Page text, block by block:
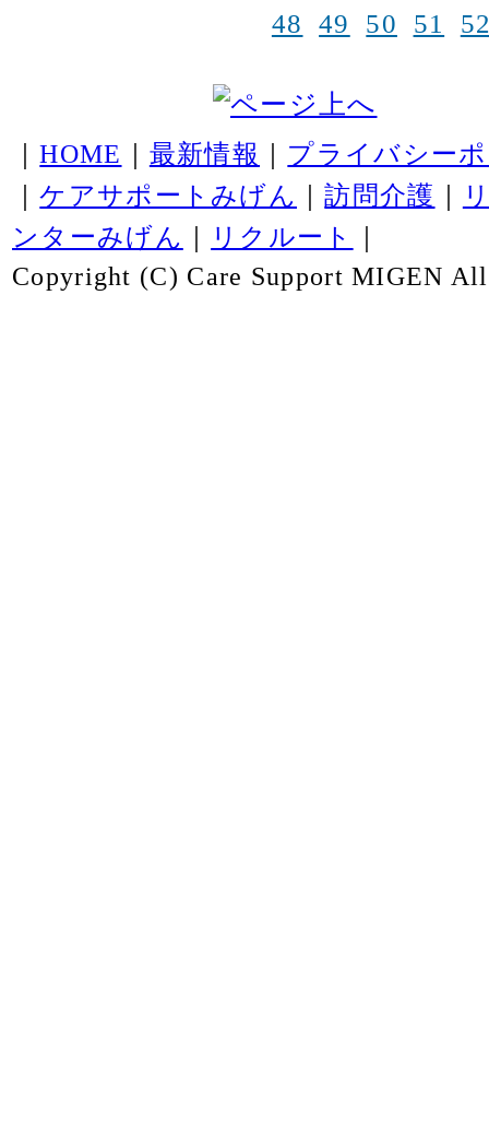
48
49 50 51
｜HOME 最新情報
プライバシー
｜ケアサポートみげん ｜訪問介護
ンターみげん
リクルート
Copyright (C) Care Support MIGEN